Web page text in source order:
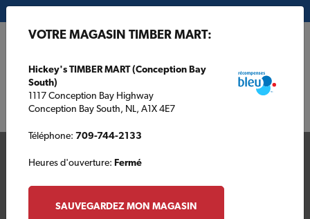
VOTRE MAGASIN TIMBER MART:
Hickey's TIMBER MART (Conception Bay
South)
1117 Conception Bay Highway
Conception Bay South, NL, A1X 4E7
Téléphone: 709-744-2133
Heures d'ouverture: Fermé
SAUVEGARDEZ MON MAGASIN